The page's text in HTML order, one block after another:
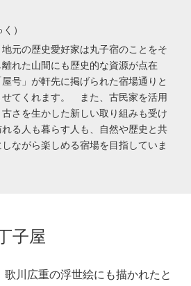
）
地元の歴史愛好家は丸子宿のことをそ
れた山間にも歴史的な資源が点在
号」が軒先に掲げられた宿場通りと
せてくれます。 また、古民家を活用
さを生かした新しい取り組みも受け
る人も暮らす人も、自然や歴史と共
ながら楽しめる宿場を目指していま
子屋
歌川広重の浮世絵にも描かれたと